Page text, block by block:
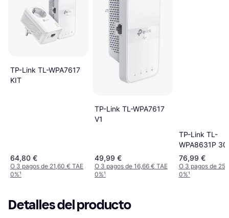
TP-Link TL-WPA7617
KIT
64,80 €
O 3 pagos de 21,60 € TAE
0%¹
TP-Link TL-WPA7617
V1
49,99 €
O 3 pagos de 16,66 € TAE
0%¹
TP-Link TL-
WPA8631P
Mbit/s
Extender
76,99 €
O 3 pagos de
0%¹
Detalles del producto